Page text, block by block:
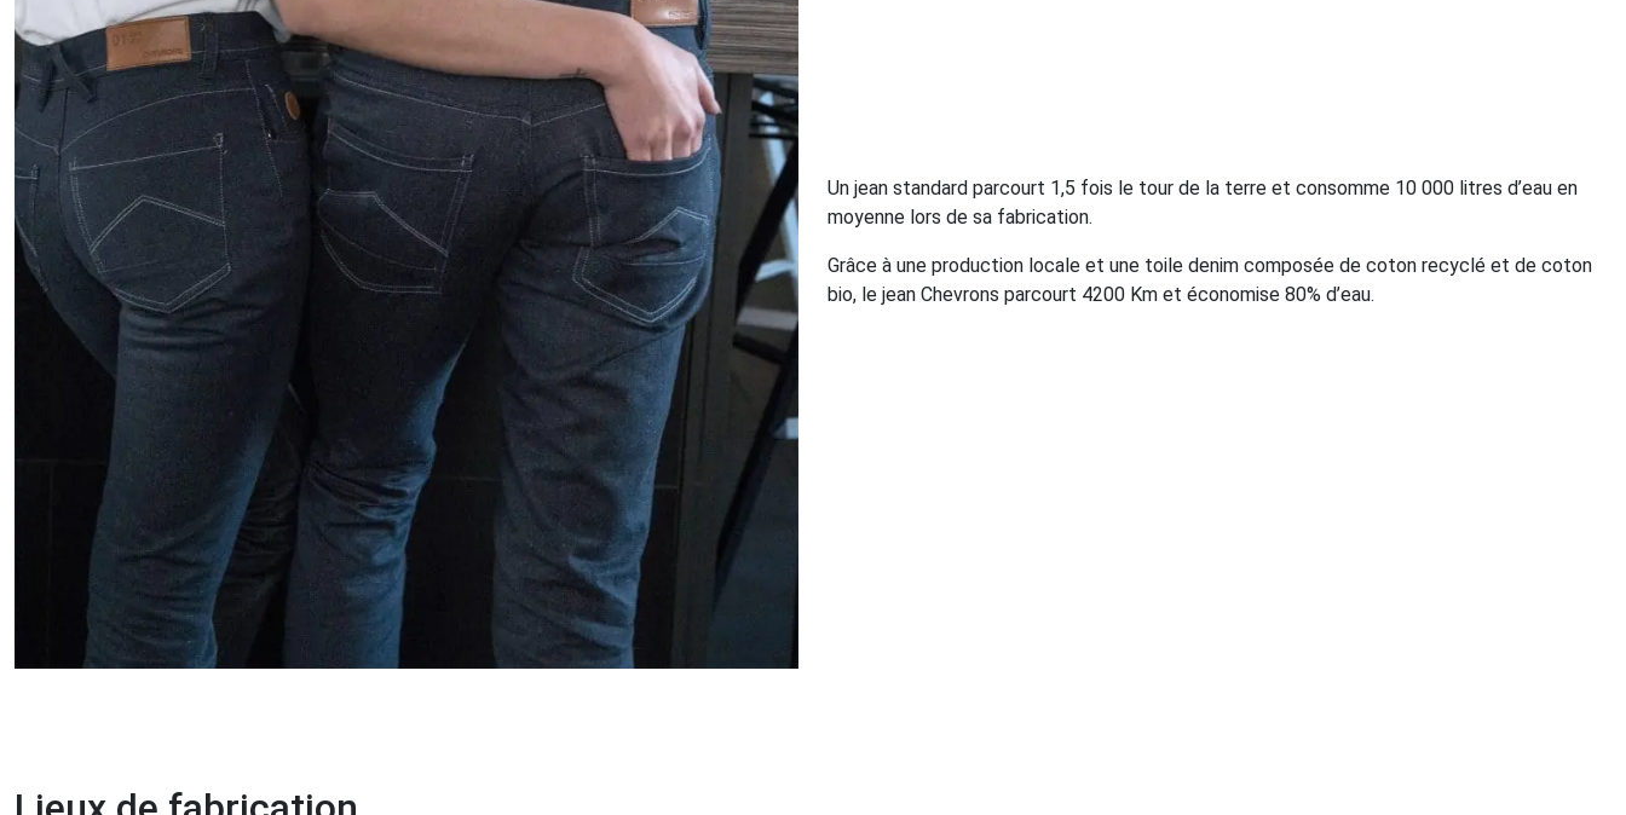
Un jean standard parcourt 1,5 fois le tour de la terre et consomme 10 000 litres d’eau en
moyenne lors de sa fabrication.
Grâce à une production locale et une toile denim composée de coton recyclé et de coton
bio, le jean Chevrons parcourt 4200 Km et économise 80% d’eau.